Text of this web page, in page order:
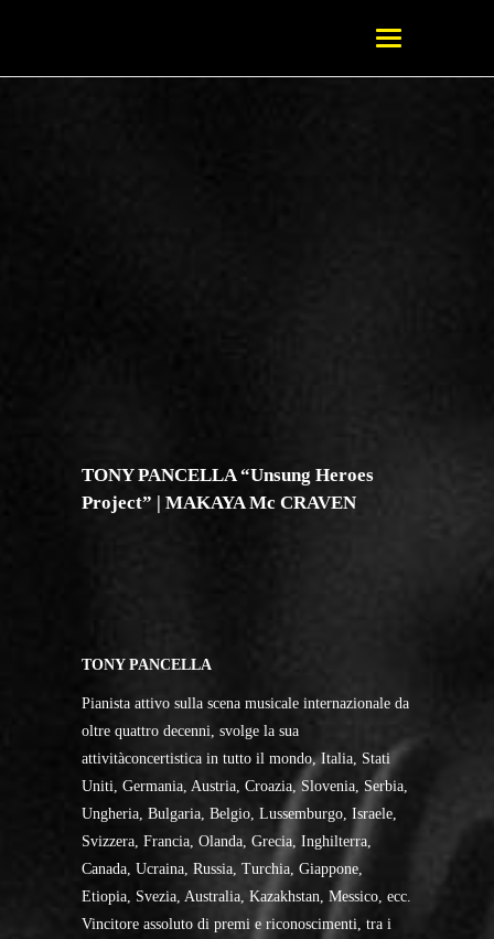
TONY PANCELLA “Unsung Heroes
Project” | MAKAYA Mc CRAVEN
TONY PANCELLA
Pianista attivo sulla scena musicale internazionale da
oltre quattro decenni, svolge la sua
attivitàconcertistica in tutto il mondo, Italia, Stati
Uniti, Germania, Austria, Croazia, Slovenia, Serbia,
Ungheria, Bulgaria, Belgio, Lussemburgo, Israele,
Svizzera, Francia, Olanda, Grecia, Inghilterra,
Canada, Ucraina, Russia, Turchia, Giappone,
Etiopia, Svezia, Australia, Kazakhstan, Messico, ecc.
Vincitore assoluto di premi e riconoscimenti, tra i